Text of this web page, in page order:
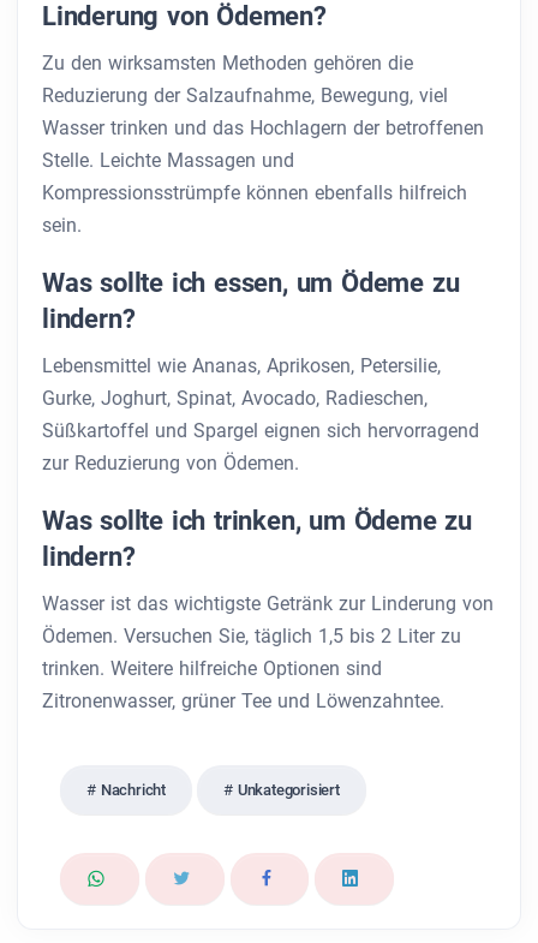
Linderung von Ödemen?
Zu den wirksamsten Methoden gehören die
Reduzierung der Salzaufnahme, Bewegung, viel
Wasser trinken und das Hochlagern der betroffenen
Stelle. Leichte Massagen und
Kompressionsstrümpfe können ebenfalls hilfreich
sein.
Was sollte ich essen, um Ödeme zu
lindern?
Lebensmittel wie Ananas, Aprikosen, Petersilie,
Gurke, Joghurt, Spinat, Avocado, Radieschen,
Süßkartoffel und Spargel eignen sich hervorragend
zur Reduzierung von Ödemen.
Was sollte ich trinken, um Ödeme zu
lindern?
Wasser ist das wichtigste Getränk zur Linderung von
Ödemen. Versuchen Sie, täglich 1,5 bis 2 Liter zu
trinken. Weitere hilfreiche Optionen sind
Zitronenwasser, grüner Tee und Löwenzahntee.
Nachricht Unkategorisiert